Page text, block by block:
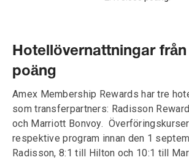
Hotellövernattningar från
poäng
Amex Membership Rewards har tre
som transferpartners: Radisson
och Marriott Bonvoy.
respektive program innan den 1
Radisson, 8:1 till Hilton och 10:1 till